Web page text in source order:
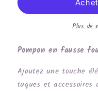
Plus de
Pompon en fausse
Ajoutez une touche
tuques et accessoires